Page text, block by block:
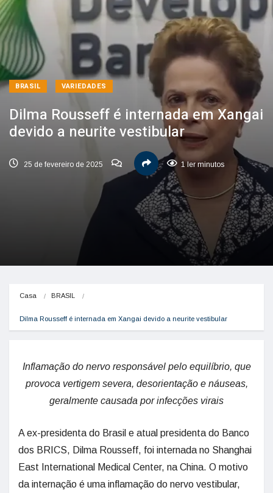
BRASIL VARIEDADES
Dilma Rousseff é internada em Xangai
devido a neurite vestibular
25 de fevereiro de 2025 1 ler minutos
Casa BRASIL
Dilma Rousseff é internada em Xangai devido a neurite vestibular
Inflamação do nervo responsável pelo equilíbrio, que
provoca vertigem severa, desorientação e náuseas,
geralmente causada por infecções virais
A ex-presidenta do Brasil e atual presidenta do Banco
dos BRICS, Dilma Rousseff, foi internada no Shanghai
East International Medical Center, na China. O motivo
da internação é uma inflamação do nervo vestibular,